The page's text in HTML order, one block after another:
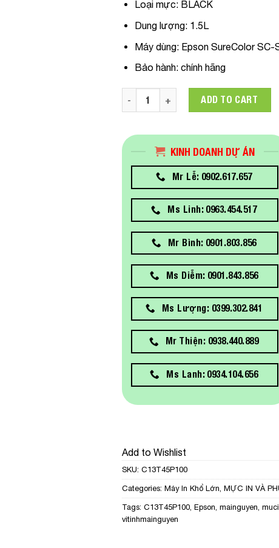
Loại mực: BLACK
Dung lượng: 1.5L
Máy dùng: Epson SureColor SC-
Bảo hành: chính hãng
C13T45P100 Mực In Epson T45P
ADD TO CART
KINH DOANH DỰ ÁN
Mr Lễ: 0902.617.657
Ms Linh: 0963.454.517
Mr Bình: 0901.803.856
Ms Diễm: 0901.843.856
Ms Lượng: 0399.302.841
Mr Thiện: 0938.440.889
Ms Lanh: 0934.104.656
Add to Wishlist
SKU: C13T45P100
Categories: Máy In Khổ Lớn, MỰC IN VÀ
Tags: C13T45P100, Epson, mainguyen,
vitinhmainguyen